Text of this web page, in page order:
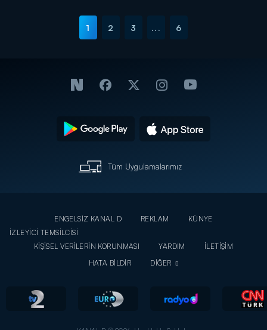
1 2 3 ... 6
Tüm Uygulamalarımız
ENGELSİZ KANAL D REKLAM
KÜNYE
İZLEYİCİ TEMSİLCİSİ
KİŞİSEL VERİLERİN KORUNMASI
YARDIM
İLETİŞİM
HATA BİLDİR
DİĞER